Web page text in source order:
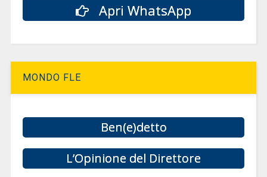
Apri WhatsApp
MONDO FLE
Ben(e)detto
L’Opinione del Direttore